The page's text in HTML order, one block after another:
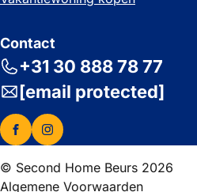
Contact
+31 30 888 78 77
[email protected]
© Second Home Beurs 2026
Algemene Voorwaarden